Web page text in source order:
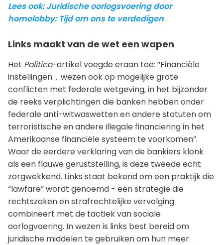
Lees ook: Juridische oorlogsvoering door
homolobby: Tijd om ons te verdedigen
Links maakt van de wet een wapen
Het Politico-artikel voegde eraan toe: “Financiële
instellingen ... wezen ook op mogelijke grote
conflicten met federale wetgeving, in het bijzonder
de reeks verplichtingen die banken hebben onder
federale anti-witwaswetten en andere statuten om
terroristische en andere illegale financiering in het
Amerikaanse financiële systeem te voorkomen”.
Waar de eerdere verklaring van de bankiers klonk
als een flauwe geruststelling, is deze tweede echt
zorgwekkend. Links staat bekend om een praktijk die
“lawfare” wordt genoemd - een strategie die
rechtszaken en strafrechtelijke vervolging
combineert met de tactiek van sociale
oorlogvoering. In wezen is links best bereid om
juridische middelen te gebruiken om hun meer